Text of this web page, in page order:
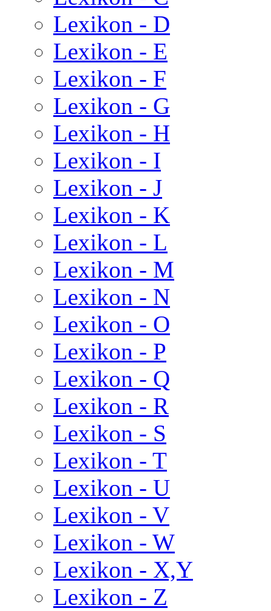
Lexikon - D
Lexikon - E
Lexikon - F
Lexikon - G
Lexikon - H
Lexikon - I
Lexikon - J
Lexikon - K
Lexikon - L
Lexikon - M
Lexikon - N
Lexikon - O
Lexikon - P
Lexikon - Q
Lexikon - R
Lexikon - S
Lexikon - T
Lexikon - U
Lexikon - V
Lexikon - W
Lexikon - X,Y
Lexikon - Z